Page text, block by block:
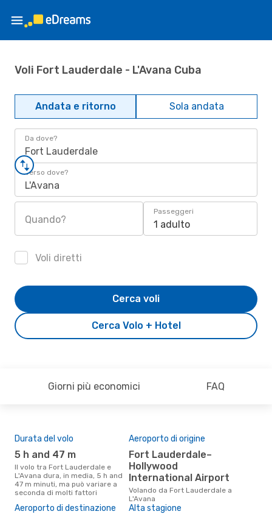
Voli Fort Lauderdale - L'Avana Cuba
Andata e ritorno Sola andata
Da dove?
Fort Lauderdale
Verso dove?
L'Avana
Quando?
Passeggeri
1 adulto
Voli diretti
Cerca Volo + Hotel
Cerca voli
Giorni più economici FAQ
Durata del volo
5 h and 47 m
Il volo tra Fort Lauderdale e
L'Avana dura, in media, 5 h and
47 m minuti, ma può variare a
seconda di molti fattori
Aeroporto di origine
Fort Lauderdale–
Hollywood
International Airport
Volando da Fort Lauderdale a
L'Avana
Aeroporto di destinazione Alta stagione